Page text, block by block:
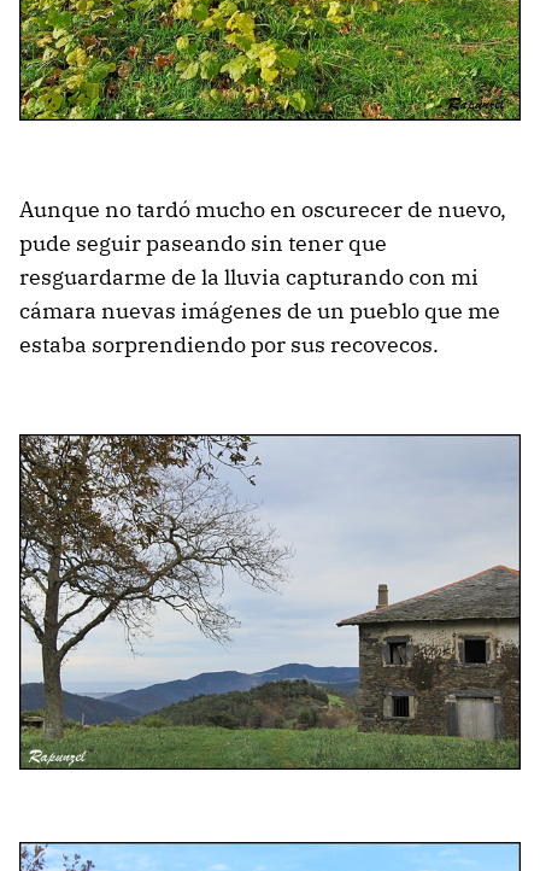
Aunque no tardó mucho en oscurecer de nuevo,
pude seguir paseando sin tener que
resguardarme de la lluvia capturando con mi
cámara nuevas imágenes de un pueblo que me
estaba sorprendiendo por sus recovecos.